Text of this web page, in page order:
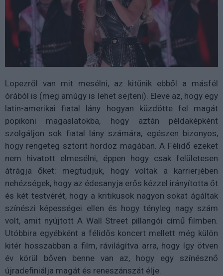
Lopezről van mit mesélni, az kitűnik ebből a másfél
órából is (meg amúgy is lehet sejteni). Eleve az, hogy egy
latin-amerikai fiatal lány hogyan küzdötte fel magát
popikoni magaslatokba, hogy aztán példaképként
szolgáljon sok fiatal lány számára, egészen bizonyos,
hogy rengeteg sztorit hordoz magában. A Félidő ezeket
nem hivatott elmesélni, éppen hogy csak felületesen
átrágja őket: megtudjuk, hogy voltak a karrierjében
nehézségek, hogy az édesanyja erős kézzel irányította őt
és két testvérét, hogy a kritikusok nagyon sokat ágáltak
színészi képességei ellen és hogy tényleg nagy szám
volt, amit nyújtott A Wall Street pillangói című filmben.
Utóbbira egyébként a félidős koncert mellett még külön
kitér hosszabban a film, rávilágítva arra, hogy így ötven
év körül bőven benne van az, hogy egy színésznő
újradefiniálja magát és reneszánszát élje.